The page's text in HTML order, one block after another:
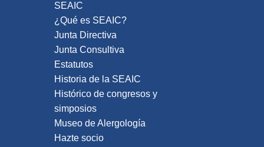
SEAIC
¿Qué es SEAIC?
Junta Directiva
Junta Consultiva
Estatutos
Historia de la SEAIC
Histórico de congresos y
simposios
Museo de Alergología
Hazte socio